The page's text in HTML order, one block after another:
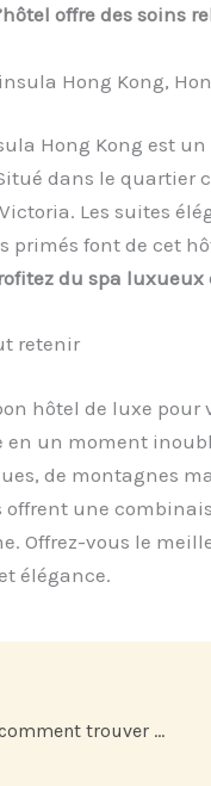
offre des soins
Hong Kong,
Hong Kong est
dans le quartier
Les suites
primés font de cet
du spa
retenir
hôtel de luxe pour
en un moment
de montagnes
une
Offrez-vous le
élégance.
Guide pratique : comment trouver l’emplacement de camping parfait pour vos besoins